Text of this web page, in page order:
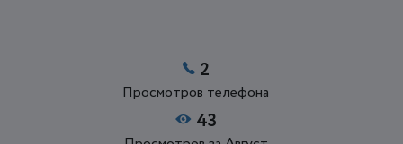
2
Просмотров телефона
43